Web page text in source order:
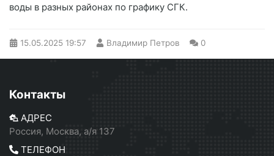
воды в разных районах по графику СГК.
15.05.2025 19:57 Владимир Петров 0
Контакты
АДРЕС
Россия, Москва, а/я 137
ТЕЛЕФОН